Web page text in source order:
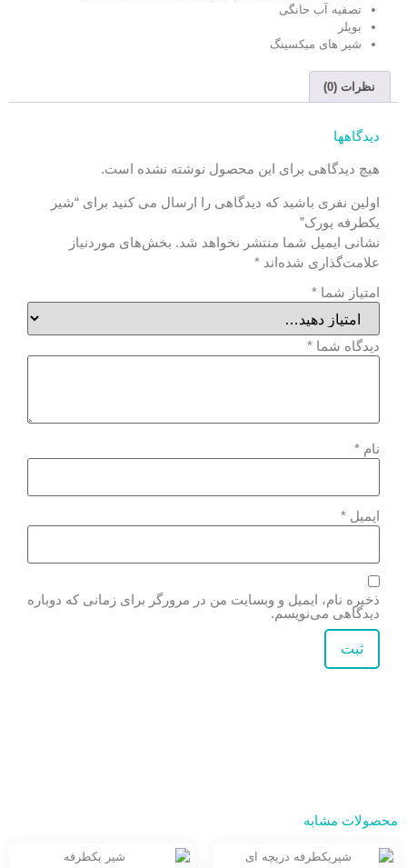
تصفیه آب حانگی
بویلر
شیر های میکسینگ
نظرات (0)
دیدگاهها
هیچ دیدگاهی برای این محصول نوشته نشده است.
اولین نفری باشید که دیدگاهی را ارسال می کنید برای “شیر
یکطرفه یورک”
نشانی ایمیل شما منتشر نخواهد شد. بخش‌های موردنیاز
علامت‌گذاری شده‌اند *
امتیاز شما *
دیدگاه شما *
نام *
ایمیل *
ذخیره نام، ایمیل و وبسایت من در مرورگر برای زمانی که دوباره
دیدگاهی می‌نویسم.
محصولات مشابه